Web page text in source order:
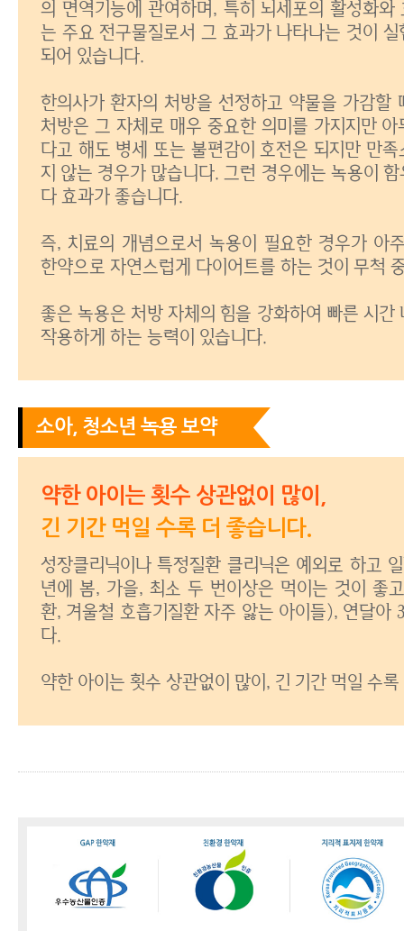
의 면역기능에 관여하며, 특히 뇌세포의 활성화와
는 주요 전구물질로서 그 효과가 나타나는 것이
되어 있습니다.
한의사가 환자의 처방을 선정하고 약물을 가감할
처방은 그 자체로 매우 중요한 의미를 가지지만 아
다고 해도 병세 또는 불편감이 호전은 되지만 만
지 않는 경우가 많습니다.그런 경우에는 녹용이
다 효과가 좋습니다.
즉, 치료의 개념으로서 녹용이 필요한 경우가 아
한약으로 자연스럽게 다이어트를 하는 것이 무척
좋은 녹용은 처방 자체의 힘을 강화하여 빠른 시간
작용하게 하는 능력이 있습니다.
소아, 청소년 녹용 보약
약한 아이는 횟수 상관없이 많이,
긴 기간 먹일 수록 더 좋습니다.
성장클리닉이나 특정질환 클리닉은 예외로 하고
년에 봄, 가을, 최소 두 번이상은 먹이는 것이 좋
환, 겨울철 호흡기질환 자주 앓는 아이들), 연달아
다.
약한 아이는 횟수 상관없이 많이, 긴 기간 먹일 수